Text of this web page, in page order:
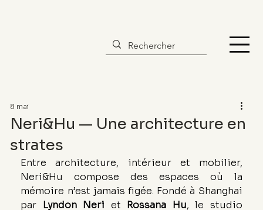
Neri&Hu — Une architecture en
strates
8 mai
Entre architecture, intérieur et mobilier,
Neri&Hu compose des espaces où la
mémoire n’est jamais figée. Fondé à Shanghai
par Lyndon Neri et Rossana Hu, le studio